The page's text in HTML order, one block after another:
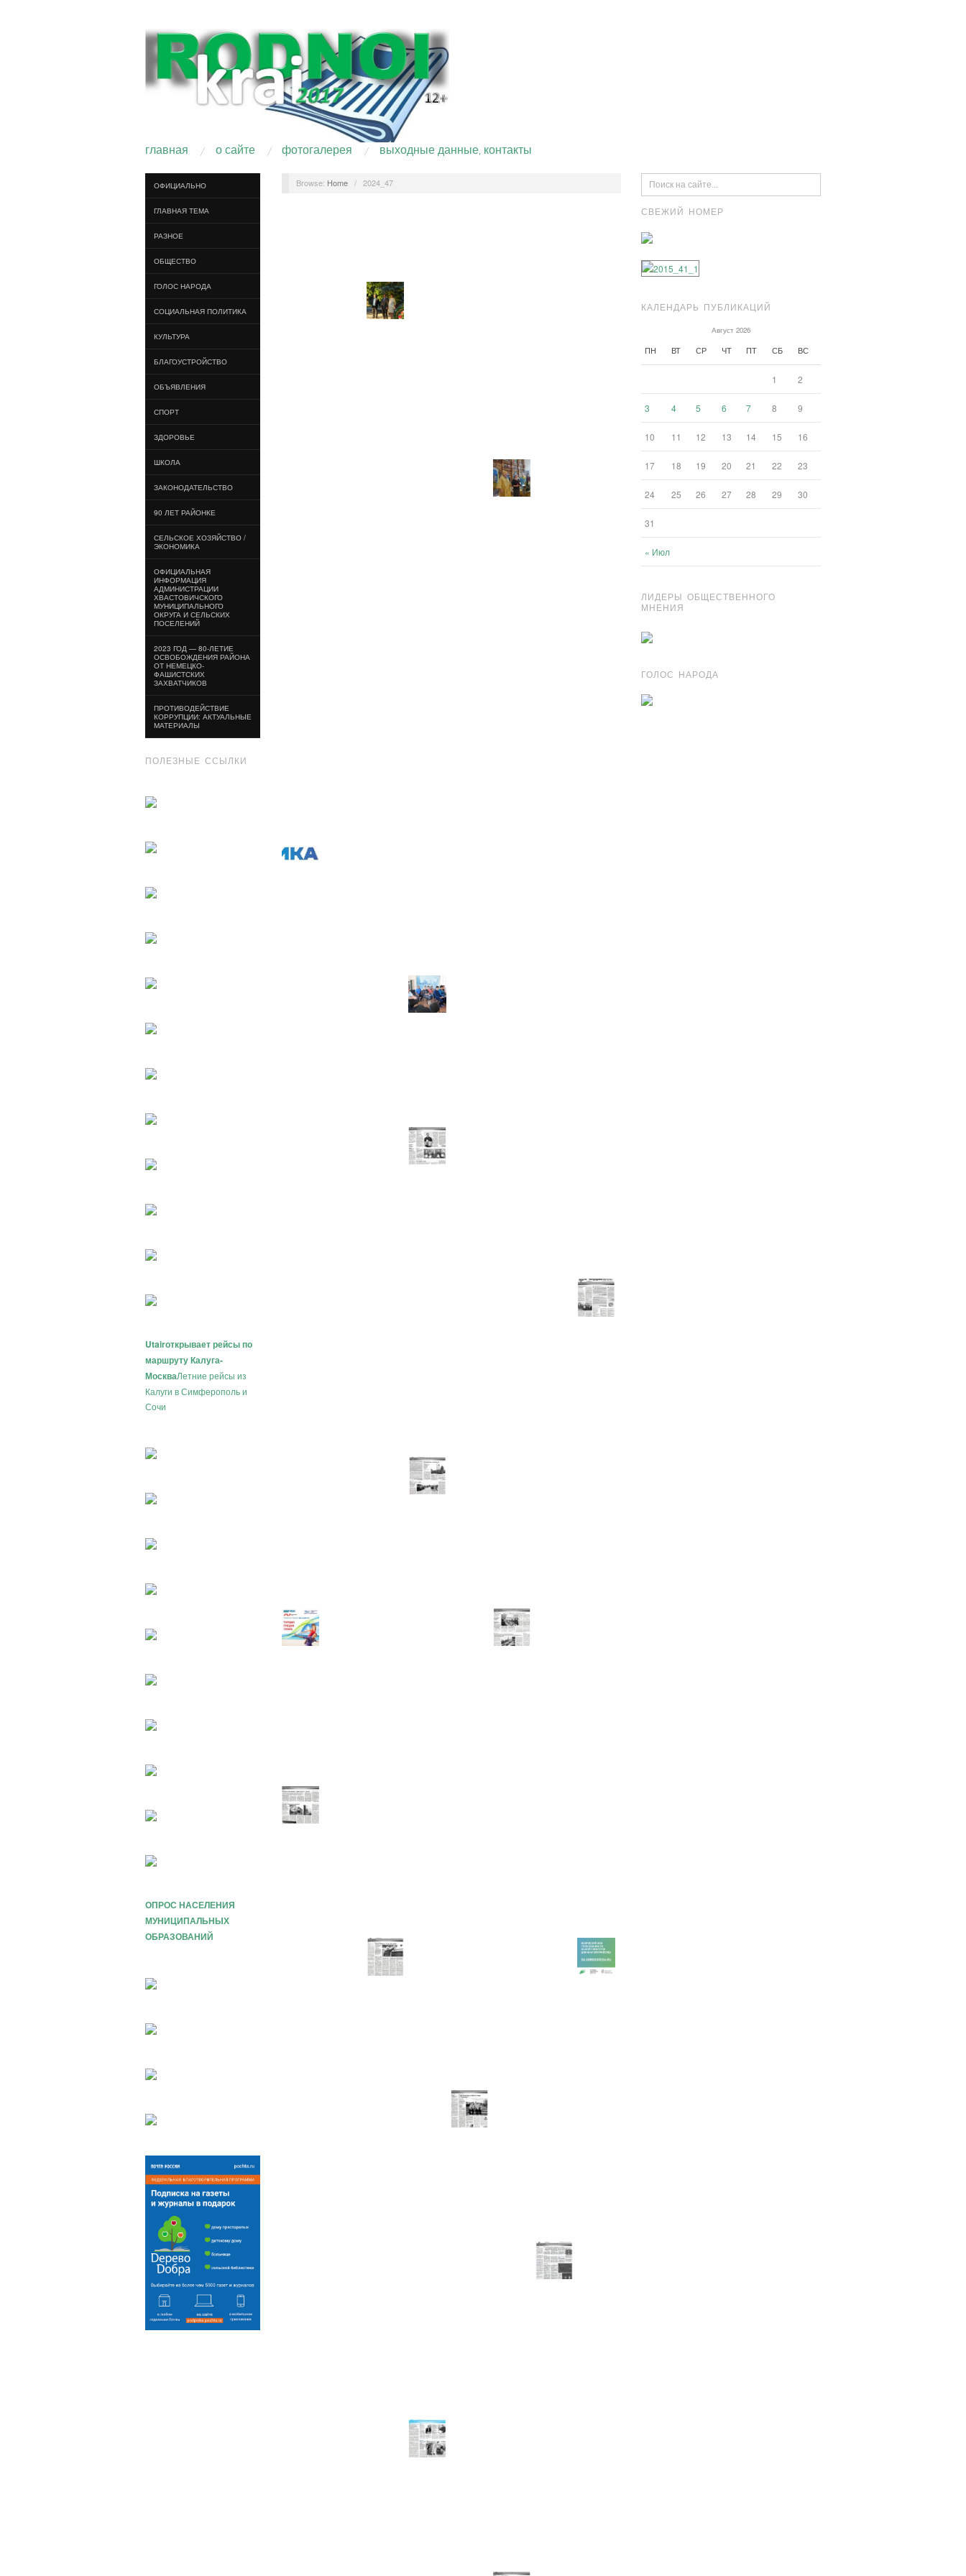
главная о сайте фотогалерея выходные данные, контакты
ОФИЦИАЛЬНО
ГЛАВНАЯ ТЕМА
РАЗНОЕ
ОБЩЕСТВО
ГОЛОС НАРОДА
СОЦИАЛЬНАЯ ПОЛИТИКА
КУЛЬТУРА
БЛАГОУСТРОЙСТВО
ОБЪЯВЛЕНИЯ
СПОРТ
ЗДОРОВЬЕ
ШКОЛА
ЗАКОНОДАТЕЛЬСТВО
90 ЛЕТ РАЙОНКЕ
СЕЛЬСКОЕ ХОЗЯЙСТВО /
ЭКОНОМИКА
ОФИЦИАЛЬНАЯ
ИНФОРМАЦИЯ
АДМИНИСТРАЦИИ
ХВАСТОВИЧСКОГО
МУНИЦИПАЛЬНОГО
ОКРУГА И СЕЛЬСКИХ
ПОСЕЛЕНИЙ
2023 ГОД — 80-ЛЕТИЕ
ОСВОБОЖДЕНИЯ РАЙОНА
ОТ НЕМЕЦКО-
ФАШИСТСКИХ
ЗАХВАТЧИКОВ
ПРОТИВОДЕЙСТВИЕ
КОРРУПЦИИ: АКТУАЛЬНЫЕ
МАТЕРИАЛЫ
ПОЛЕЗНЫЕ ССЫЛКИ
Utairоткрывает рейсы по
маршруту Калуга-
МоскваЛетние рейсы из
Калуги в Симферополь и
Сочи
ОПРОС НАСЕЛЕНИЯ
МУНИЦИПАЛЬНЫХ
ОБРАЗОВАНИЙ
Browse: Home / 2024_47
СВЕЖИЙ НОМЕР
КАЛЕНДАРЬ ПУБЛИКАЦИЙ
Август 2026
ПН ВТ СР ЧТ ПТ СБ ВС
« Июл
1 2
3 4 5 6 7 8 9
10 11 12 13 14 15 16
17 18 19 20 21 22 23
24 25 26 27 28 29 30
31
ЛИДЕРЫ ОБЩЕСТВЕННОГО
МНЕНИЯ
ГОЛОС НАРОДА